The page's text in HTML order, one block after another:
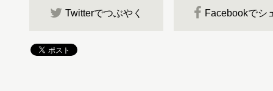
Twitterでつぶやく Facebookでシ